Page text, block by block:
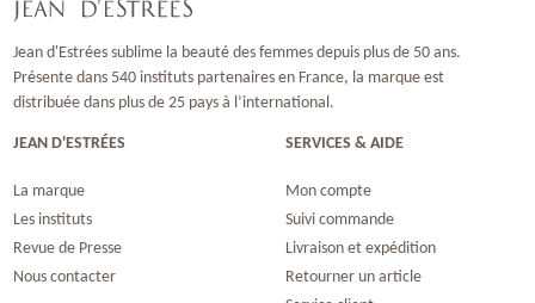
Jean d'Estrées sublime la beauté des femmes depuis plus de 50 ans.
Présente dans 540 instituts partenaires en France, la marque est
distribuée dans plus de 25 pays à l’international.
JEAN D'ESTRÉES
La marque
Les instituts
Revue de Presse
Nous contacter
SERVICES & AIDE
Mon compte
Suivi commande
Livraison et expédition
Retourner un article